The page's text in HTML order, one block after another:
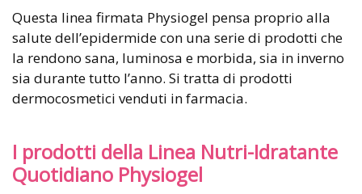
Questa linea firmata Physiogel pensa proprio alla
salute dell’epidermide con una serie di prodotti che
la rendono sana, luminosa e morbida, sia in inverno
sia durante tutto l’anno. Si tratta di prodotti
dermocosmetici venduti in farmacia.
I prodotti della Linea Nutri-Idratante
Quotidiano Physiogel